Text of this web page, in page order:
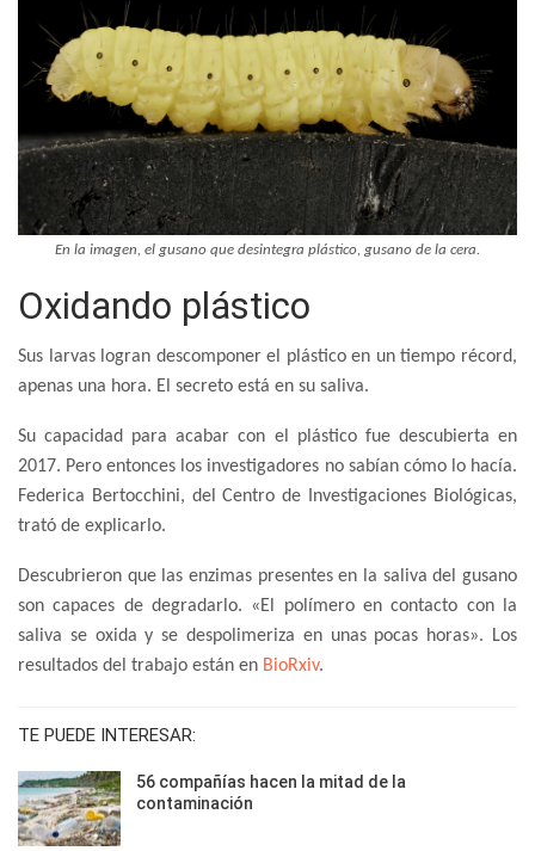
En la imagen, el gusano que desintegra plástico, gusano de la cera.
Oxidando plástico
Sus larvas logran descomponer el plástico en un tiempo récord,
apenas una hora. El secreto está en su saliva.
Su capacidad para acabar con el plástico fue descubierta en
2017. Pero entonces los investigadores no sabían cómo lo hacía.
Federica Bertocchini, del Centro de Investigaciones Biológicas,
trató de explicarlo.
Descubrieron que las enzimas presentes en la saliva del gusano
son capaces de degradarlo. «El polímero en contacto con la
saliva se oxida y se despolimeriza en unas pocas horas». Los
resultados del trabajo están en BioRxiv.
TE PUEDE INTERESAR:
56 compañías hacen la mitad de la
contaminación